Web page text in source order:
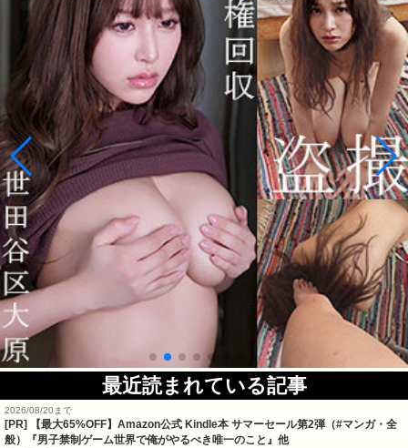
最近読まれている記事
2026/08/20まで
[PR]
【最大65%OFF】Amazon公式 Kindle本 サマーセール第2弾（#マンガ・全
般）『男子禁制ゲーム世界で俺がやるべき唯一のこと』他